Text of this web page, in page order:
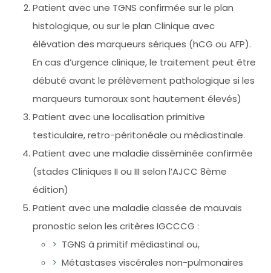
Patient avec une TGNS confirmée sur le plan
histologique, ou sur le plan Clinique avec
élévation des marqueurs sériques (hCG ou AFP).
En cas d’urgence clinique, le traitement peut être
débuté avant le prélèvement pathologique si les
marqueurs tumoraux sont hautement élevés)
Patient avec une localisation primitive
testiculaire, retro-péritonéale ou médiastinale.
Patient avec une maladie disséminée confirmée
(stades Cliniques II ou III selon l’AJCC 8ème
édition)
Patient avec une maladie classée de mauvais
pronostic selon les critères IGCCCG :
TGNS à primitif médiastinal ou,
Métastases viscérales non-pulmonaires